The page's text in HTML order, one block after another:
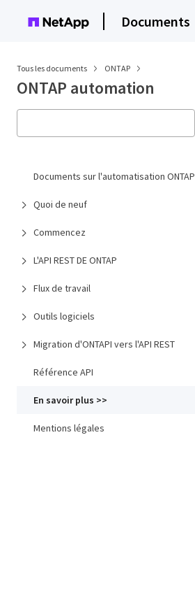
Documents
Tous les documents ONTAP
ONTAP automation
Documents sur l'automatisation ONTAP
Quoi de neuf
Commencez
L'API REST DE ONTAP
Flux de travail
Outils logiciels
Migration d'ONTAPI vers l'API REST
Référence API
En savoir plus >>
Mentions légales